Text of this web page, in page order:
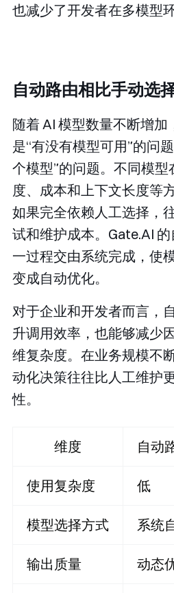
也减少了开发者在多模型
自动路由相比手动选
随着 AI 模型数量不断增
是“有没有模型可用”的问
个模型”的问题。不同模
度、成本和上下文长度等
如果完全依赖人工选择，
试和维护成本。Gate.AI
一过程交由系统完成，使
变成自动优化。
对于企业和开发者而言，
升调用效率，也能够减少
维复杂度。在业务规模不
动化决策往往比人工维护
性。
维度 自动
使用复杂度 低
模型选择方式 系统
输出质量 动态